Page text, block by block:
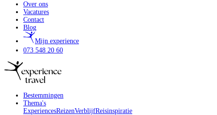
Over ons
Vacatures
Contact
Blog
Mijn experience
073 548 20 60
Bestemmingen
Thema's
ExperiencesReizenVerblijfReisinspiratie